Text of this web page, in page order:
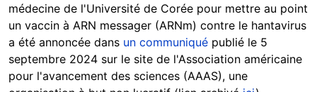
médecine de l'Université de Corée pour mettre au point
un vaccin à ARN messager (ARNm) contre le hantavirus
a été annoncée dans un communiqué publié le 5
septembre 2024 sur le site de l'Association américaine
pour l'avancement des sciences (AAAS), une